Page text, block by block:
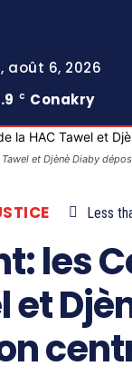
août 6, 2026
C Conakry
et Djènè Diaby
Less
les
et